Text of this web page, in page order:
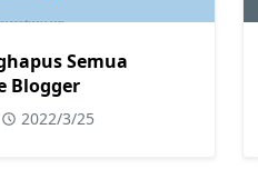
Semua
Blogger
2022/3/25